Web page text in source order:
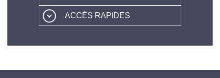
ACCÈS RAPIDES